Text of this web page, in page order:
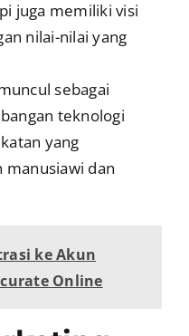
juga memiliki visi
nilai-nilai yang
sebagai
teknologi
yang
manusiawi dan
ke Akun
Online